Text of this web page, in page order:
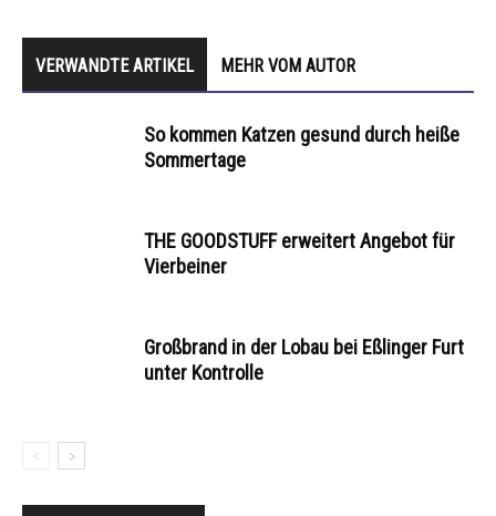
VERWANDTE ARTIKEL MEHR VOM AUTOR
So kommen Katzen gesund durch heiße
Sommertage
THE GOODSTUFF erweitert Angebot für
Vierbeiner
Großbrand in der Lobau bei Eßlinger Furt
unter Kontrolle